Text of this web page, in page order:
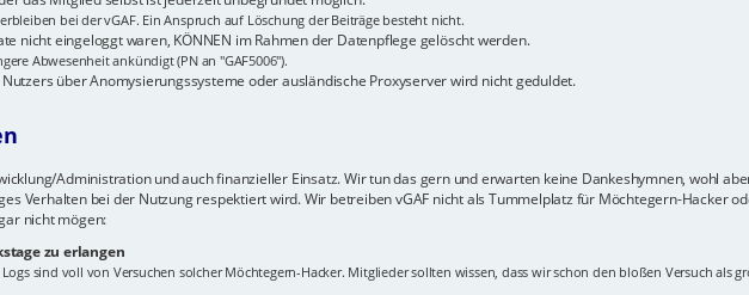
bei der vGAF. Ein Anspruch auf Löschung der Beiträge besteht nicht.
nicht eingeloggt waren, KÖNNEN im Rahmen der Datenpflege gelöscht werden.
Abwesenheit ankündigt (PN an "GAF5006").
über Anomysierungssysteme oder ausländische Proxyserver wird nicht geduldet.
Administration und auch finanzieller Einsatz. Wir tun das gern und erwarten keine Dankeshymnen, wohl
Verhalten bei der Nutzung respektiert wird. Wir betreiben vGAF nicht als Tummelplatz für Möchtegern-Hacker
nicht mögen:
zu erlangen
sind voll von Versuchen solcher Möchtegern-Hacker. Mitglieder sollten wissen, dass wir schon den bloßen Versuch als